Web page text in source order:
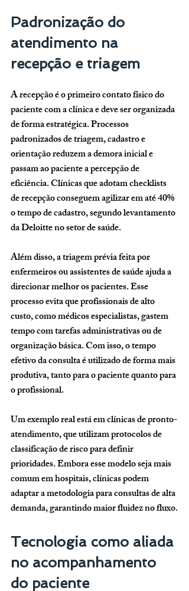
Padronização do
atendimento na
recepção e triagem
A recepção é o primeiro contato físico do
paciente com a clínica e deve ser organizada
de forma estratégica. Processos
padronizados de triagem, cadastro e
orientação reduzem a demora inicial e
passam ao paciente a percepção de
eficiência. Clínicas que adotam checklists
de recepção conseguem agilizar em até 40%
o tempo de cadastro, segundo levantamento
da Deloitte no setor de saúde.
Além disso, a triagem prévia feita por
enfermeiros ou assistentes de saúde ajuda a
direcionar melhor os pacientes. Esse
processo evita que profissionais de alto
custo, como médicos especialistas, gastem
tempo com tarefas administrativas ou de
organização básica. Com isso, o tempo
efetivo da consulta é utilizado de forma mais
produtiva, tanto para o paciente quanto para
o profissional.
Um exemplo real está em clínicas de pronto-
atendimento, que utilizam protocolos de
classificação de risco para definir
prioridades. Embora esse modelo seja mais
comum em hospitais, clínicas podem
adaptar a metodologia para consultas de alta
demanda, garantindo maior fluidez no fluxo.
Tecnologia como aliada
no acompanhamento
do paciente